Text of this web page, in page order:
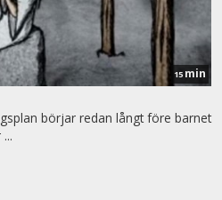
15 min
börjar redan långt före barnet